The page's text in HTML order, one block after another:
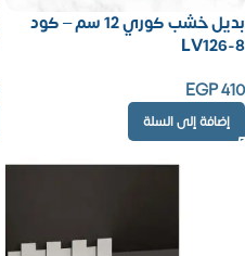
بديل خشب كوري 12 سم – كود
LV126-8
EGP410
إضافة إلى السلة